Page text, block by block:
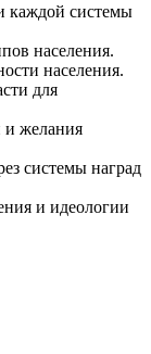
каждой системы
населения.
населения.
для
и желания
системы наград
и идеологии